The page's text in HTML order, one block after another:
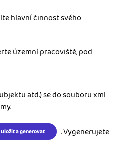
hlavní činnost svého
územní pracoviště, pod
atd.) se do souboru xml
Uložit a generovat
. Vygenerujete